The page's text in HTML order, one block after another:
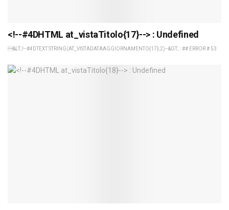
<!--#4DHTML at_vistaTitolo{17}--> : Undefined
&LT;!--#4DTEXT STRING(AT_VISTADATAAGGIORNAMENTO{17};2)--&GT; : ## ERROR # 53